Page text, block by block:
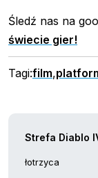
Śledź nas na
świecie gier!
Tagi:film,
Strefa Diablo
łotrzyca